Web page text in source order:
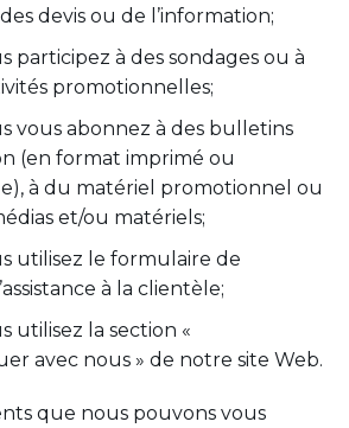
des devis ou de l’information;
participez à des sondages ou à
promotionnelles;
vous abonnez à des bulletins
(en format imprimé ou
à du matériel promotionnel ou
et/ou matériels;
utilisez le formulaire de
à la clientèle;
utilisez la section «
avec nous » de notre site Web.
que nous pouvons vous